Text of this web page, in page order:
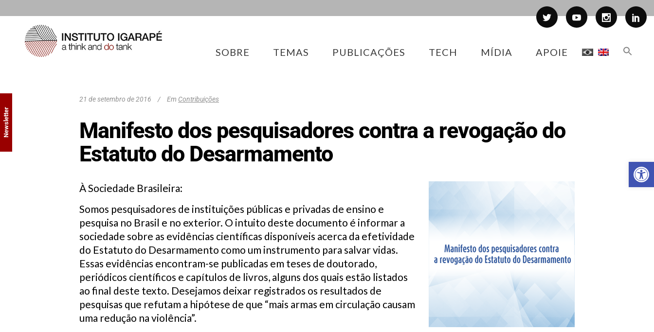
SOBRE TEMAS PUBLICAÇÕES TECH MÍDIA APOIE
21 de setembro de 2016 Em Contribuições
Manifesto dos pesquisadores contra a revogação do
Estatuto do Desarmamento
À Sociedade Brasileira:
Somos pesquisadores de instituições públicas e privadas de ensino e
pesquisa no Brasil e no exterior. O intuito deste documento é informar a
sociedade sobre as evidências científicas disponíveis acerca da efetividade
do Estatuto do Desarmamento como um instrumento para salvar vidas.
Essas evidências encontram-se publicadas em teses de doutorado,
periódicos científicos e capítulos de livros, alguns dos quais estão listados
ao final deste texto. Desejamos deixar registrados os resultados de
pesquisas que refutam a hipótese de que “mais armas em circulação causam
uma redução na violência”.
Newsletter